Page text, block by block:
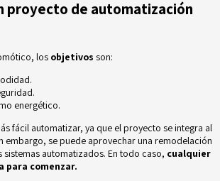
proyecto de automatización
, los objetivos son:
energético.
fácil automatizar, ya que el proyecto se integra al
embargo, se puede aprovechar una remodelación
automatizados. En todo caso, cualquier
para comenzar.